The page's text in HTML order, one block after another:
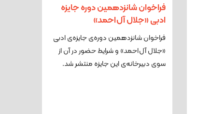
فراخوان شانزدهمین دوره جایزه
ادبی «جلال آل‌احمد»
فراخوان شانزدهمین دوره‌ی جایزه‌ی ادبی
«جلال آل‌احمد» و شرایط حضور در آن از
سوی دبیرخانه‌ی این جایزه منتشر شد.